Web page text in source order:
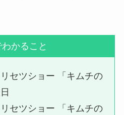
かること
セツショー 「キムチの
セツショー 「キムチの